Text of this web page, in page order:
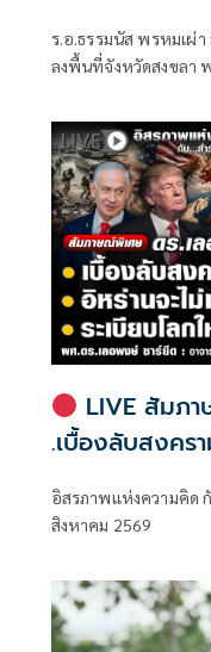
ร.อ.ธรรมนัส พรหมเผ่
ลงพื้นที่จังหวัดสงขลา
ณ ที่ทำการนายเดชอิศ
ทำงานและขับเคลื่อนน
จังหวัดพัทลุง
LIVE สัมภ
.เบื้องลับสงคร
อิสรภาพแห่งค
อิสรภาพแห่งความคิด
สิงหาคม 2569